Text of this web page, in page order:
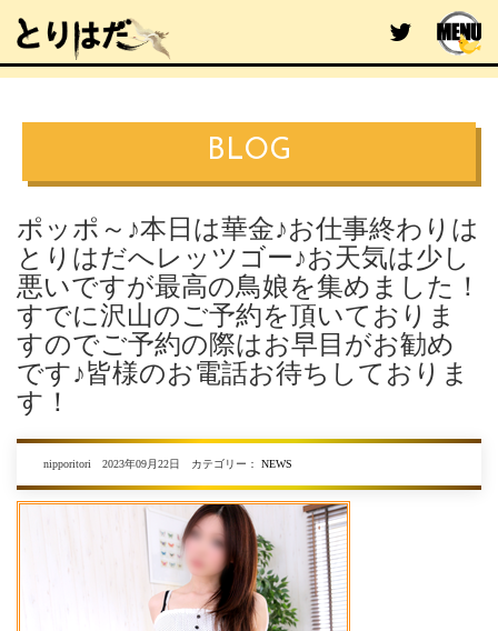
BLOG
ポッポ～♪本日は華金♪お仕事終わりは
とりはだへレッツゴー♪お天気は少し
悪いですが最高の鳥娘を集めました！
すでに沢山のご予約を頂いておりま
すのでご予約の際はお早目がお勧め
です♪皆様のお電話お待ちしておりま
す！
nipporitori 2023年09月22日 カテゴリー： NEWS